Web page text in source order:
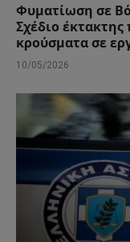
Φυματίωση σε
Σχέδιο
κρούσματα σε
10/05/2026